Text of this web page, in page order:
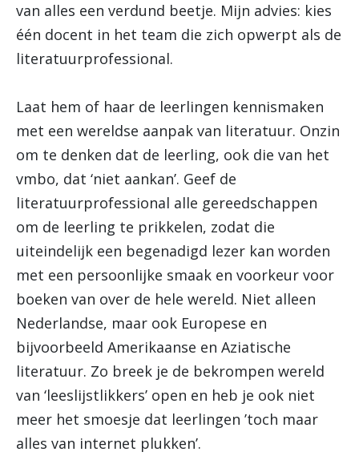
van alles een verdund beetje. Mijn advies: kies
één docent in het team die zich opwerpt als de
literatuurprofessional.
Laat hem of haar de leerlingen kennismaken
met een wereldse aanpak van literatuur. Onzin
om te denken dat de leerling, ook die van het
vmbo, dat ‘niet aankan’. Geef de
literatuurprofessional alle gereedschappen
om de leerling te prikkelen, zodat die
uiteindelijk een begenadigd lezer kan worden
met een persoonlijke smaak en voorkeur voor
boeken van over de hele wereld. Niet alleen
Nederlandse, maar ook Europese en
bijvoorbeeld Amerikaanse en Aziatische
literatuur. Zo breek je de bekrompen wereld
van ‘leeslijstlikkers’ open en heb je ook niet
meer het smoesje dat leerlingen ’toch maar
alles van internet plukken’.